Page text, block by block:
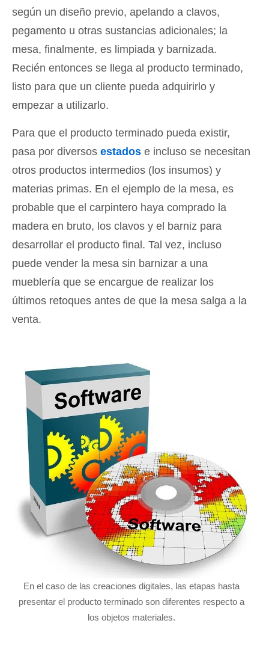
según un diseño previo, apelando a clavos,
pegamento u otras sustancias adicionales; la
mesa, finalmente, es limpiada y barnizada.
Recién entonces se llega al producto terminado,
listo para que un cliente pueda adquirirlo y
empezar a utilizarlo.
Para que el producto terminado pueda existir,
pasa por diversos estados e incluso se necesitan
otros productos intermedios (los insumos) y
materias primas. En el ejemplo de la mesa, es
probable que el carpintero haya comprado la
madera en bruto, los clavos y el barniz para
desarrollar el producto final. Tal vez, incluso
puede vender la mesa sin barnizar a una
mueblería que se encargue de realizar los
últimos retoques antes de que la mesa salga a la
venta.
En el caso de las creaciones digitales, las etapas hasta
presentar el producto terminado son diferentes respecto a
los objetos materiales.